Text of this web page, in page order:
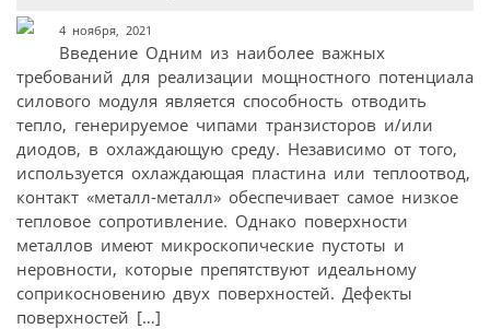
4 ноября, 2021
Введение Одним из наиболее важных
требований для реализации мощностного потенциала
силового модуля является способность отводить
тепло, генерируемое чипами транзисторов и/или
диодов, в охлаждающую среду. Независимо от того,
используется охлаждающая пластина или теплоотвод,
контакт «металл-металл» обеспечивает самое низкое
тепловое сопротивление. Однако поверхности
металлов имеют микроскопические пустоты и
неровности, которые препятствуют идеальному
соприкосновению двух поверхностей. Дефекты
поверхностей […]